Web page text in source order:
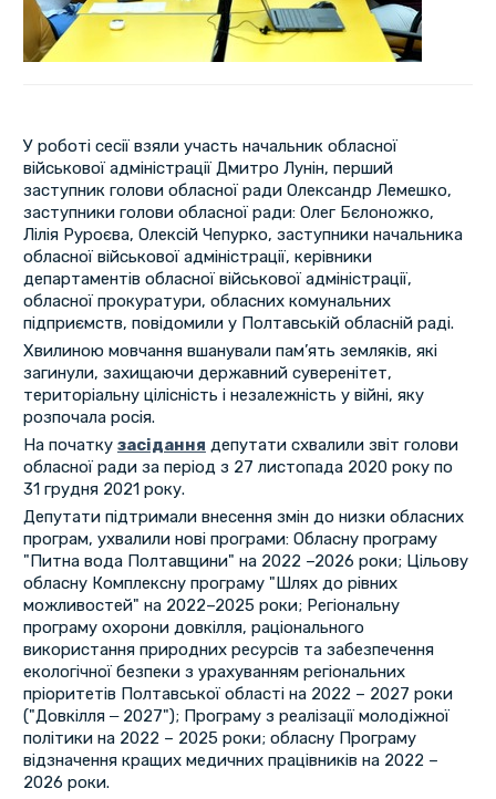
У роботі сесії взяли участь начальник обласної
військової адміністрації Дмитро Лунін, перший
заступник голови обласної ради Олександр Лемешко,
заступники голови обласної ради: Олег Бєлоножко,
Лілія Руроєва, Олексій Чепурко, заступники начальника
обласної військової адміністрації, керівники
департаментів обласної військової адміністрації,
обласної прокуратури, обласних комунальних
підприємств, повідомили у Полтавській обласній раді.
Хвилиною мовчання вшанували пам’ять земляків, які
загинули, захищаючи державний суверенітет,
територіальну цілісність і незалежність у війні, яку
розпочала росія.
На початку засідання депутати схвалили звіт голови
обласної ради за період з 27 листопада 2020 року по
31 грудня 2021 року.
Депутати підтримали внесення змін до низки обласних
програм, ухвалили нові програми: Обласну програму
"Питна вода Полтавщини" на 2022 –2026 роки; Цільову
обласну Комплексну програму "Шлях до рівних
можливостей" на 2022–2025 роки; Регіональну
програму охорони довкілля, раціонального
використання природних ресурсів та забезпечення
екологічної безпеки з урахуванням регіональних
пріоритетів Полтавської області на 2022 – 2027 роки
("Довкілля ‒ 2027"); Програму з реалізації молодіжної
політики на 2022 – 2025 роки; обласну Програму
відзначення кращих медичних працівників на 2022 –
2026 роки.